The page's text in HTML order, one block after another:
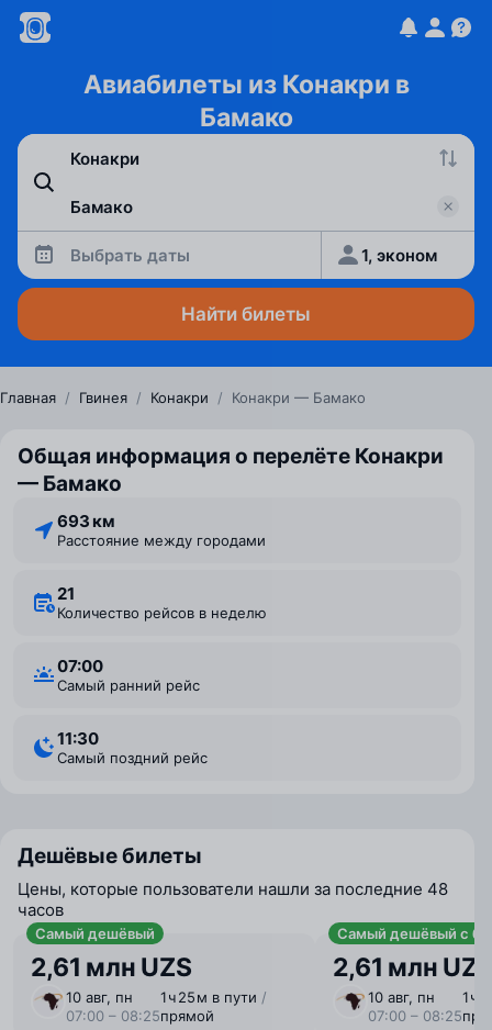
Авиабилеты из Конакри в
Бамако
Выбрать даты 1, эконом
Найти билеты
Главная / Гвинея / Конакри / Конакри — Бамако
Общая информация о перелёте Конакри
— Бамако
693 км
Расстояние между городами
21
Количество рейсов в неделю
07:00
Самый ранний рейс
11:30
Самый поздний рейс
Дешёвые билеты
Цены, которые пользователи нашли за последние 48
часов
Самый дешёвый
2,61 млн UZS
10 авг, пн
07:00 – 08:25
1 ⁠ч 25 ⁠м в пути /
прямой
Самый дешёвый с
2,61 млн
10 авг, пн
07:00 – 08:25
1 ⁠ч